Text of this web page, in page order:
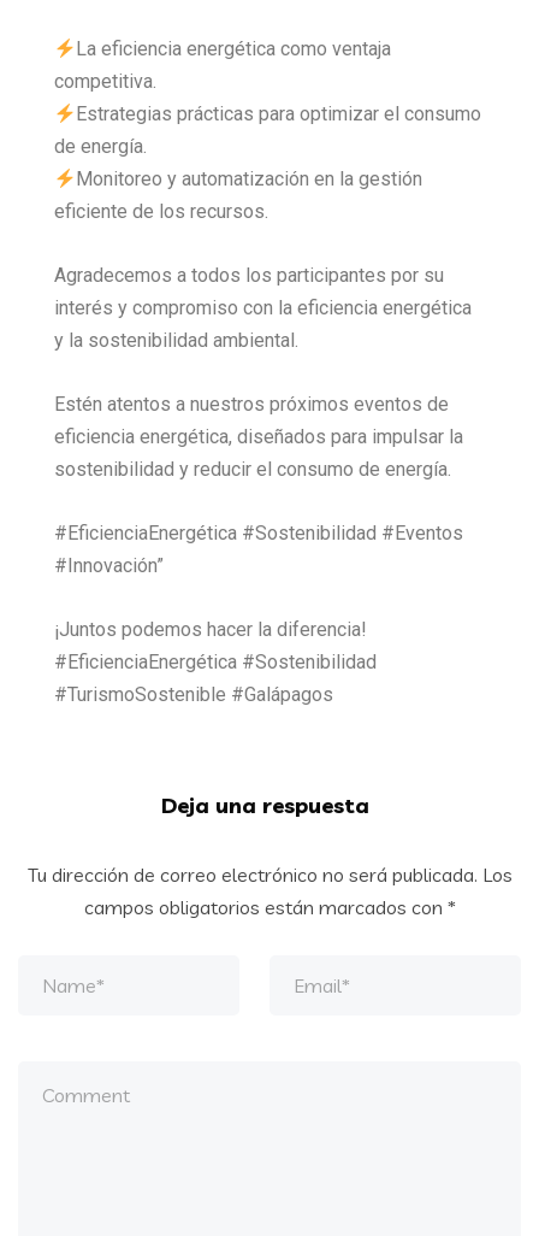
La eficiencia energética como ventaja
competitiva.
Estrategias prácticas para optimizar el consumo
de energía.
Monitoreo y automatización en la gestión
eficiente de los recursos.
Agradecemos a todos los participantes por su
interés y compromiso con la eficiencia energética
y la sostenibilidad ambiental.
Estén atentos a nuestros próximos eventos de
eficiencia energética, diseñados para impulsar la
sostenibilidad y reducir el consumo de energía.
#EficienciaEnergética #Sostenibilidad #Eventos
#Innovación”
¡Juntos podemos hacer la diferencia!
#EficienciaEnergética #Sostenibilidad
#TurismoSostenible #Galápagos
Deja una respuesta
Tu dirección de correo electrónico no será publicada. Los
campos obligatorios están marcados con *